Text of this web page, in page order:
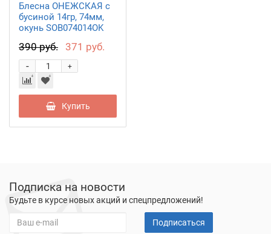
Блесна ОНЕЖСКАЯ с
бусиной 14гр, 74мм,
окунь SOB074014OK
390 руб. 371 руб.
+
-
Купить
Подписка на новости
Будьте в курсе новых акций и спецпредложений!
Подписаться